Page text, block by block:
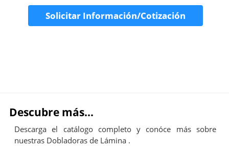
Solicitar Información/Cotización
Descubre más...
Descarga el catálogo completo y conóce más sobre
nuestras Dobladoras de Lámina .